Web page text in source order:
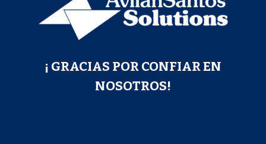
¡ GRACIAS POR CONFIAR EN
NOSOTROS!